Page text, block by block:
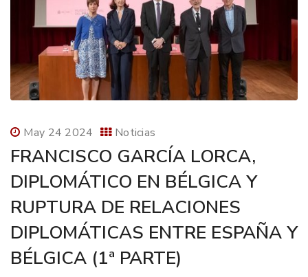
May 24 2024 Noticias
FRANCISCO GARCÍA LORCA,
DIPLOMÁTICO EN BÉLGICA Y
RUPTURA DE RELACIONES
DIPLOMÁTICAS ENTRE ESPAÑA Y
BÉLGICA (1ª PARTE)